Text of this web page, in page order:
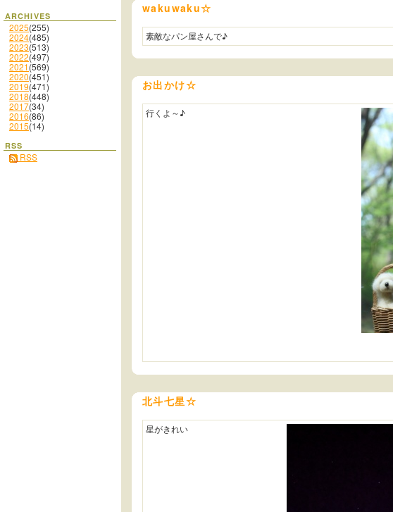
ARCHIVES
2025(255)
2024(485)
2023(513)
2022(497)
2021(569)
2020(451)
2019(471)
2018(448)
2017(34)
2016(86)
2015(14)
RSS
RSS
wakuwaku☆
素敵なパン屋さんで♪
お出かけ☆
行くよ～♪
北斗七星☆
星がきれい